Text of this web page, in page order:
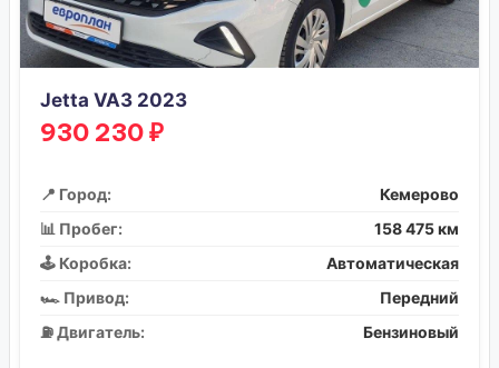
Jetta VA3 2023
930 230 ₽
📍 Город:
Кемерово
📊 Пробег:
158 475 км
🕹️ Коробка:
Автоматическая
🏎️ Привод:
Передний
⛽ Двигатель:
Бензиновый